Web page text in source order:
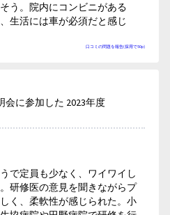
口コミの問題を報告(採用で50p)
う。院内にコンビニがある
生活には車が必須だと感じ
会に参加した 2023年度
で定員も少なく、ワイワイし
研修医の意見を聞きながらプ
く、柔軟性が感じられた。小